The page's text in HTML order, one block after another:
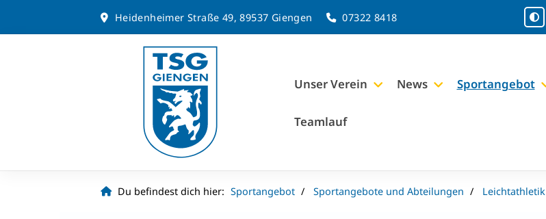
Heidenheimer Straße 49, 89537 Giengen 07322 8418
Unser Verein News Sportangebot
Teamlauf
Du befindest dich hier: Sportangebot Sportangebote und Abteilungen Leichtathletik